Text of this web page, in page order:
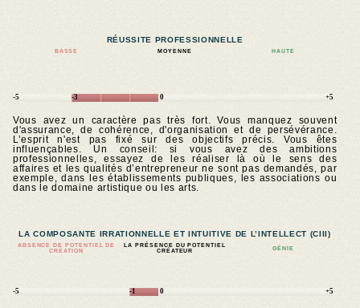
RÉUSSITE PROFESSIONNELLE
BASSE MOYENNE HAUTE
-5 -3 0 +5
Vous avez un caractère pas très fort. Vous manquez souvent
d'assurance, de cohérence, d'organisation et de persévérance.
L’esprit n'est pas fixé sur des objectifs précis. Vous êtes
influençables. Un conseil: si vous avez des ambitions
professionnelles, essayez de les réaliser là où le sens des
affaires et les qualités d’entrepreneur ne sont pas demandés, par
exemple, dans les établissements publiques, les associations ou
dans le domaine artistique ou les arts.
LA COMPOSANTE IRRATIONNELLE ET INTUITIVE DE L’INTELLECT (CIII)
ABSENCE DE POTENTIEL DE
CRÉATION
LA PRÉSENCE DU POTENTIEL
CRÉATEUR
GÉNIE
-5 -1 0 +5